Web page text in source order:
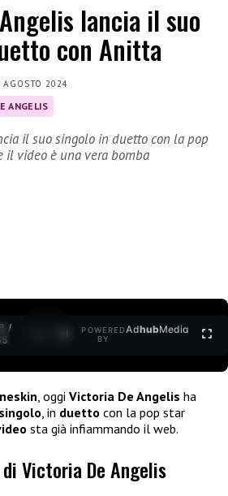
lancia il suo
con Anitta
AGOSTO 2024
ANGELIS
il suo singolo in duetto con la pop
il video è una vera bomba
/
POWERED
BY
AdhubMedia
, oggi Victoria De Angelis ha
, in duetto con la pop star
sta già infiammando il web.
Victoria De Angelis